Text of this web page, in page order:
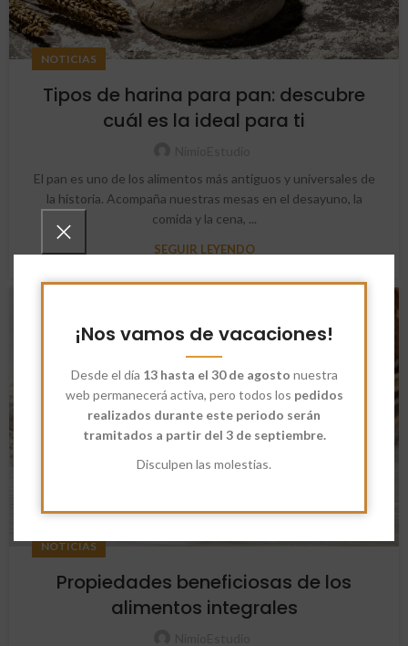
¡Nos vamos de vacaciones!
Desde el día 13 hasta el 30 de agosto nuestra
web permanecerá activa, pero todos los pedidos
realizados durante este periodo serán
tramitados a partir del 3 de septiembre.
Disculpen las molestias.
NOTICIAS
Tipos de harina para pan: descubre
cuál es la ideal para ti
El pan es uno de los alimentos más antiguos y universales de
la historia. Acompaña nuestras mesas en el desayuno, la
comida y la cena, ...
SEGUIR LEYENDO
NOTICIAS
Propiedades beneficiosas de los
alimentos integrales